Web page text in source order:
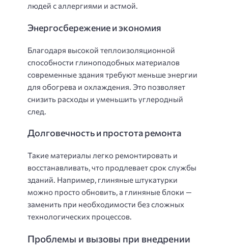
людей с аллергиями и астмой.
Энергосбережение и экономия
Благодаря высокой теплоизоляционной
способности глиноподобных материалов
современные здания требуют меньше энергии
для обогрева и охлаждения. Это позволяет
снизить расходы и уменьшить углеродный
след.
Долговечность и простота ремонта
Такие материалы легко ремонтировать и
восстанавливать, что продлевает срок службы
зданий. Например, глиняные штукатурки
можно просто обновить, а глиняные блоки —
заменить при необходимости без сложных
технологических процессов.
Проблемы и вызовы при внедрении